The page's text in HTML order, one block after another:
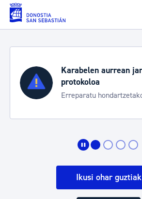
Eduki nagusira joan
Karabelen aurrean jarduteko
protokoloa
Erreparatu hondartzetako banderei
Ikusi ohar guztiak